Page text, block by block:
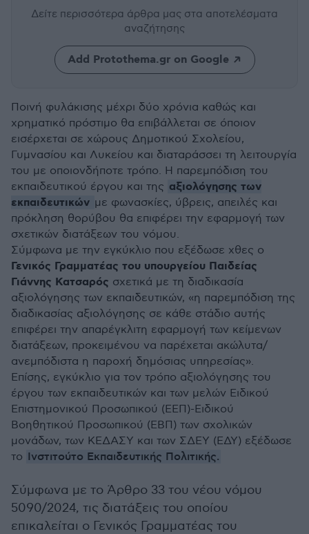
Δείτε περισσότερα άρθρα μας στα αποτελέσματα
αναζήτησης
Add Protothema.gr on Google
Ποινή φυλάκισης μέχρι δύο χρόνια καθώς και
χρηματικό πρόστιμο θα επιβάλλεται σε όποιον
εισέρχεται σε χώρους Δημοτικού Σχολείου,
Γυμνασίου και Λυκείου και διαταράσσει τη λειτουργία
του με οποιονδήποτε τρόπο. Η παρεμπόδιση του
εκπαιδευτικού έργου και της αξιολόγησης των
εκπαιδευτικών με φωνασκίες, ύβρεις, απειλές και
πρόκληση θορύβου θα επιφέρει την εφαρμογή των
σχετικών διατάξεων του νόμου.
Σύμφωνα με την εγκύκλιο που εξέδωσε χθες ο
Γενικός Γραμματέας του υπουργείου Παιδείας
Γιάννης Κατσαρός σχετικά με τη διαδικασία
αξιολόγησης των εκπαιδευτικών, «η παρεμπόδιση της
διαδικασίας αξιολόγησης σε κάθε στάδιο αυτής
επιφέρει την απαρέγκλιτη εφαρμογή των κείμενων
διατάξεων, προκειμένου να παρέχεται ακώλυτα/
ανεμπόδιστα η παροχή δημόσιας υπηρεσίας».
Επίσης, εγκύκλιο για τον τρόπο αξιολόγησης του
έργου των εκπαιδευτικών και των μελών Ειδικού
Επιστημονικού Προσωπικού (ΕΕΠ)-Ειδικού
Βοηθητικού Προσωπικού (ΕΒΠ) των σχολικών
μονάδων, των ΚΕΔΑΣΥ και των ΣΔΕΥ (ΕΔΥ) εξέδωσε
το Ινστιτούτο Εκπαιδευτικής Πολιτικής.
Σύμφωνα με το Άρθρο 33 του νέου νόμου
5090/2024, τις διατάξεις του οποίου
επικαλείται ο Γενικός Γραμματέας του